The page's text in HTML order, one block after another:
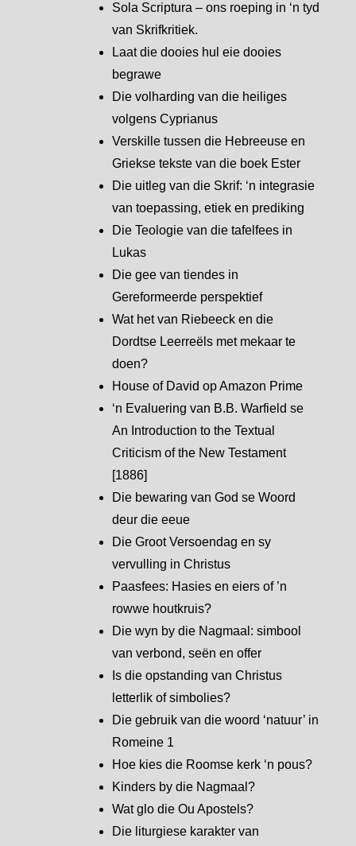
Sola Scriptura – ons roeping in ‘n tyd
van Skrifkritiek.
Laat die dooies hul eie dooies
begrawe
Die volharding van die heiliges
volgens Cyprianus
Verskille tussen die Hebreeuse en
Griekse tekste van die boek Ester
Die uitleg van die Skrif: ‘n integrasie
van toepassing, etiek en prediking
Die Teologie van die tafelfees in
Lukas
Die gee van tiendes in
Gereformeerde perspektief
Wat het van Riebeeck en die
Dordtse Leerreëls met mekaar te
doen?
House of David op Amazon Prime
‘n Evaluering van B.B. Warfield se
An Introduction to the Textual
Criticism of the New Testament
[1886]
Die bewaring van God se Woord
deur die eeue
Die Groot Versoendag en sy
vervulling in Christus
Paasfees: Hasies en eiers of ’n
rowwe houtkruis?
Die wyn by die Nagmaal: simbool
van verbond, seën en offer
Is die opstanding van Christus
letterlik of simbolies?
Die gebruik van die woord ‘natuur’ in
Romeine 1
Hoe kies die Roomse kerk ‘n pous?
Kinders by die Nagmaal?
Wat glo die Ou Apostels?
Die liturgiese karakter van